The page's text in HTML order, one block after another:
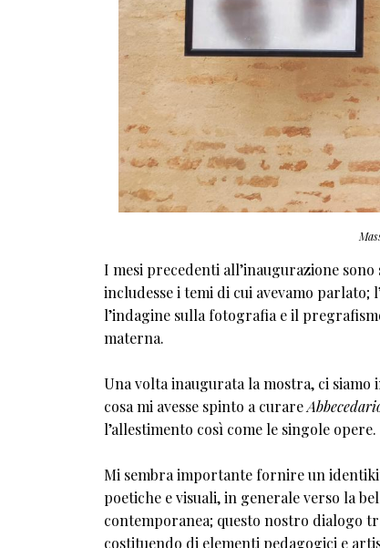
I mesi precedenti all’inaugurazione
includesse i temi di cui avevamo parlato;
l’indagine sulla fotografia e il
materna.
Una volta inaugurata la mostra, ci
cosa mi avesse spinto a curare
l’allestimento così come le singole opere.
Mi sembra importante fornire un
poetiche e visuali, in generale verso la
contemporanea; questo nostro dialogo
costituendo di elementi pedagogici e